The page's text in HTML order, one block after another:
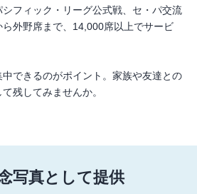
シフィック・リーグ公式戦、セ・パ交流
外野席まで、14,000席以上でサービ
できるのがポイント。家族や友達との
残してみませんか。
写真として提供